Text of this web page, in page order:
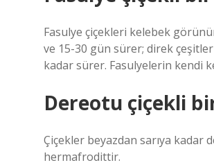
Fasulye çiçekleri kelebek
ve 15-30 gün sürer; direk
kadar sürer. Fasulyelerin kendi
Dereotu çiçekli
Çiçekler beyazdan sarıya kadar
hermafrodittir.